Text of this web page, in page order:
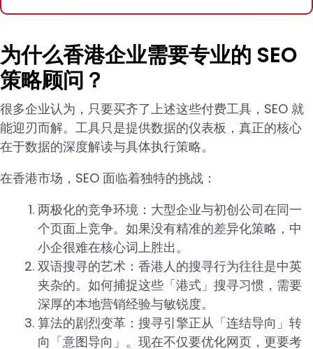
为什么香港企业需要专业的 SEO
策略顾问？
很多企业认为，只要买齐了上述这些付费工具，SEO 就
能迎刃而解。工具只是提供数据的仪表板，真正的核心
在于数据的深度解读与具体执行策略。
在香港市场，SEO 面临着独特的挑战：
两极化的竞争环境：大型企业与初创公司在同一
个页面上竞争。如果没有精准的差异化策略，中
小企很难在核心词上胜出。
双语搜寻的艺术：香港人的搜寻行为往往是中英
夹杂的。如何捕捉这些「港式」搜寻习惯，需要
深厚的本地营销经验与敏锐度。
算法的剧烈变革：搜寻引擎正从「连结导向」转
向「意图导向」。现在不仅要优化网页，更要考